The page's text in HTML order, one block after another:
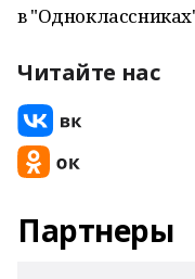
в
Читайте нас
Партнеры